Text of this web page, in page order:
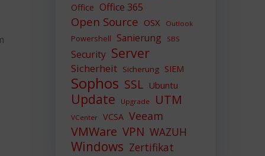
Office Office 365
Open Source OSX Outlook
Powershell Sanierung SBS
Security Server
Sicherheit Sicherung SIEM
Sophos SSL Ubuntu
Update Upgrade UTM
VCenter VCSA Veeam
VMWare VPN WAZUH
Windows Zertifikat